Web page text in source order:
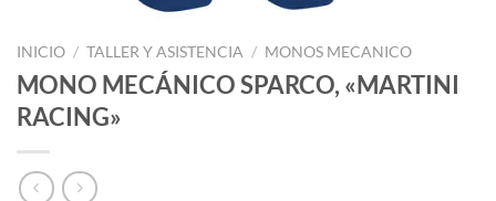
INICIO / TALLER Y ASISTENCIA / MONOS MECANICO
MONO MECÁNICO SPARCO, «MARTINI
RACING»